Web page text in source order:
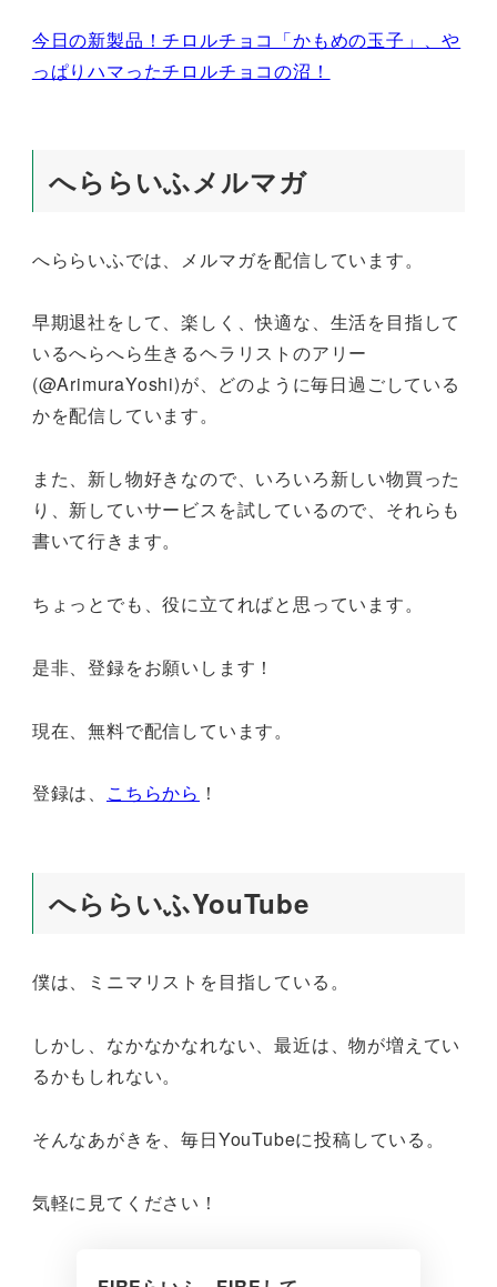
今日の新製品！チロルチョコ「かもめの玉子」、や
っぱりハマったチロルチョコの沼！
へららいふメルマガ
へららいふでは、メルマガを配信しています。
早期退社をして、楽しく、快適な、生活を目指して
いるへらへら生きるヘラリストのアリー
(@ArimuraYoshi)が、どのように毎日過ごしている
かを配信しています。
また、新し物好きなので、いろいろ新しい物買った
り、新していサービスを試しているので、それらも
書いて行きます。
ちょっとでも、役に立てればと思っています。
是非、登録をお願いします！
現在、無料で配信しています。
登録は、 こちらから ！
へららいふYouTube
僕は、ミニマリストを目指している。
しかし、なかなかなれない、最近は、物が増えてい
るかもしれない。
そんなあがきを、毎日YouTubeに投稿している。
気軽に見てください！